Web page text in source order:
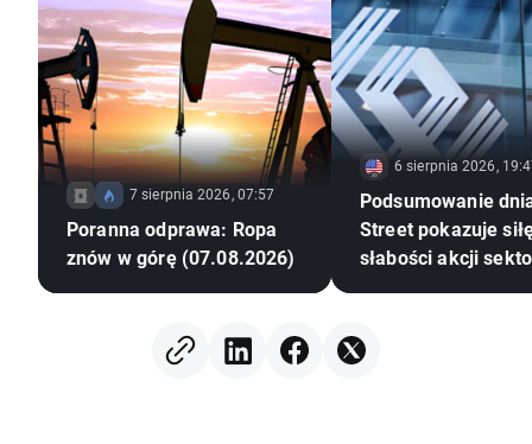
7 sierpnia 2026, 07:57
Poranna odprawa: Ropa
znów w górę (07.08.2026)
6 sierpnia 2026,
Podsumowanie
Street pokazuje
słabości akcji
punktów